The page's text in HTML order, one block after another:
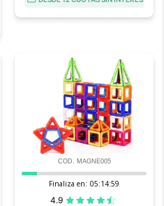
COD. MAGNE005
Finaliza en: 05:14:58
4.9